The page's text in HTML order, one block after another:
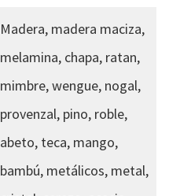
Madera, madera maciza,
melamina, chapa, ratan,
mimbre, wengue, nogal,
provenzal, pino, roble,
abeto, teca, mango,
bambú, metálicos, metal,